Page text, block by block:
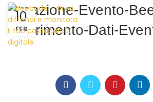
Creazione-Evento-
Inserimento-Dati-
10
FEB